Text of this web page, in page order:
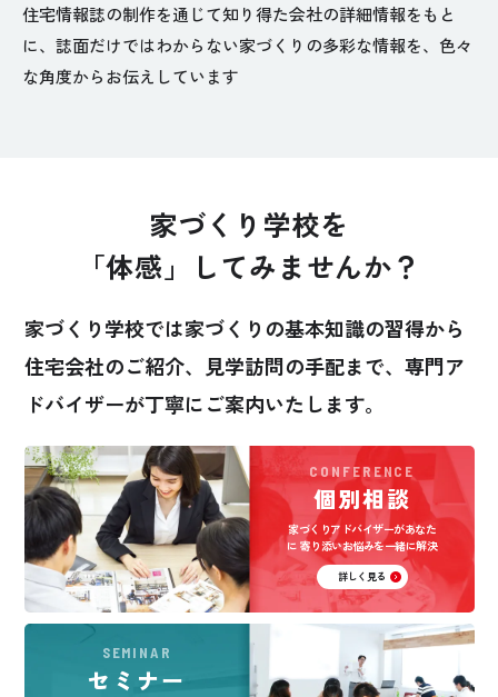
住宅情報誌の制作を通じて知り得た会社の詳細情報をもと
に、 誌面だけではわからない家づくりの多彩な情報を、色々
な角度からお伝えしています
家づくり学校を
「体感」してみませんか？
家づくり学校では家づくりの基本知識の習得から
住宅会社のご紹介、見学訪問の手配まで、 専門ア
ドバイザーが丁寧にご案内いたします。
CONFERENCE
個別相談
家づくりアドバイザーがあなた
に 寄り添いお悩みを一緒に解決
詳しく見る
SEMINAR
セミナー